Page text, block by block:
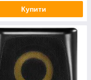
Купити